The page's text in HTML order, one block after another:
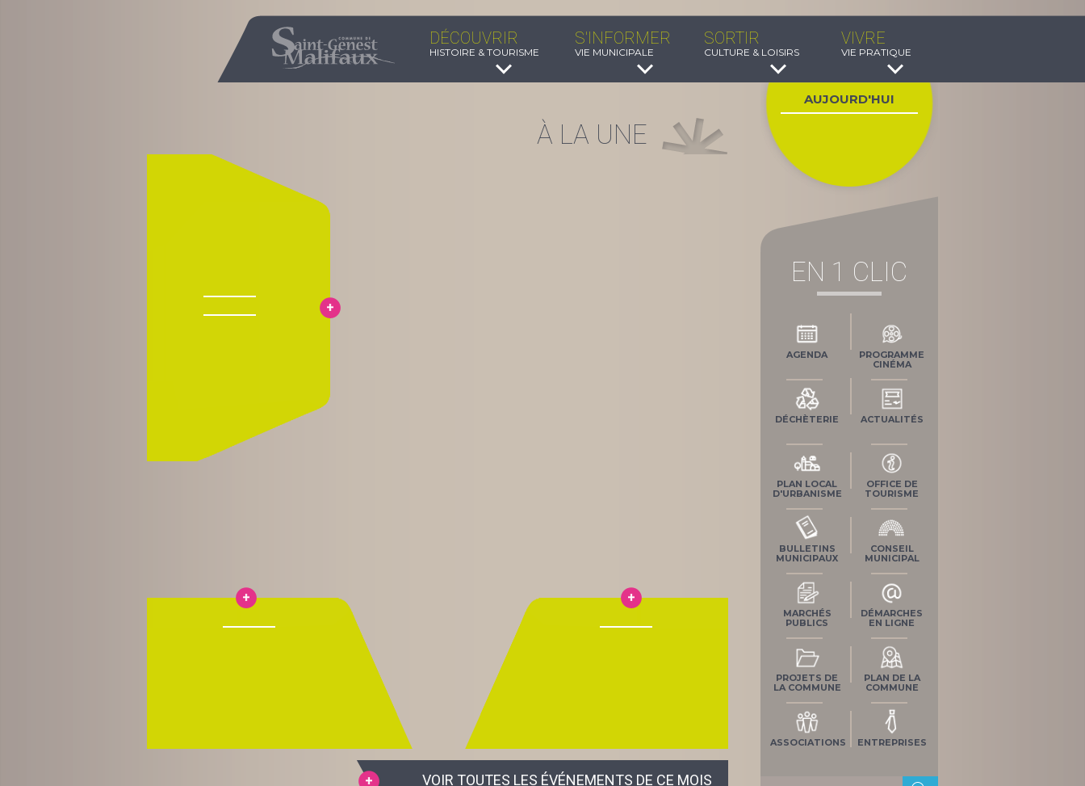
DÉCOUVRIR
HISTOIRE & TOURISME
S'INFORMER
VIE MUNICIPALE
SORTIR
CULTURE & LOISIRS
VIVRE
VIE PRATIQUE
À LA UNE
VOIR TOUTES LES ÉVÉNEMENTS DE CE MOIS
AUJOURD'HUI
EN 1 CLIC
AGENDA
PROGRAMME
CINÉMA
DÉCHÈTERIE ACTUALITÉS
PLAN LOCAL
D'URBANISME
OFFICE DE
TOURISME
BULLETINS
MUNICIPAUX
CONSEIL
MUNICIPAL
MARCHÉS
PUBLICS
DÉMARCHES
EN LIGNE
PROJETS DE
LA COMMUNE
PLAN DE LA
COMMUNE
ASSOCIATIONS ENTREPRISES